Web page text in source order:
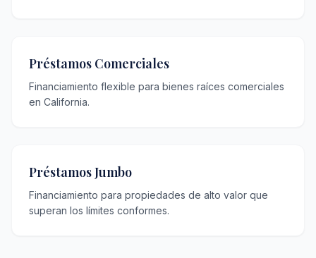
Préstamos Comerciales
Financiamiento flexible para bienes raíces comerciales
en California.
Préstamos Jumbo
Financiamiento para propiedades de alto valor que
superan los límites conformes.